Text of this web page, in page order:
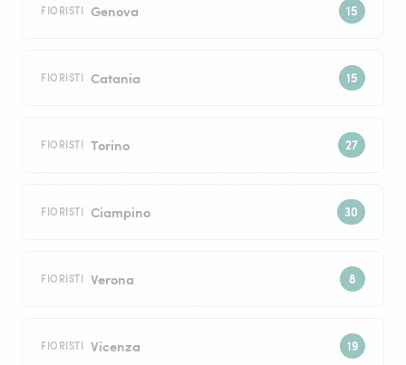
FIORISTI Genova
FIORISTI Catania
FIORISTI Torino
FIORISTI Ciampino
FIORISTI Verona
FIORISTI Vicenza